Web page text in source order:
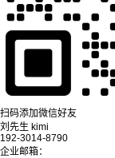
扫码添加微信好友
刘先生 kimi
192-3014-8790
企业邮箱：